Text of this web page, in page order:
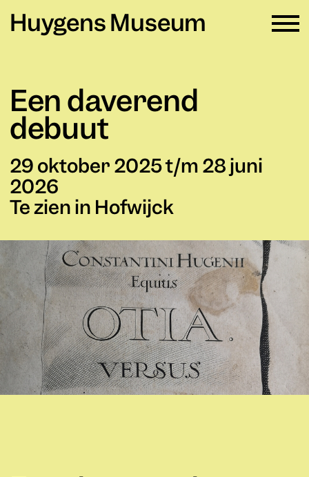
Huygens Museum
Plan je bezoek
Zien en doen
Verhuur
Educatie →
Huygens Museum
Privacy en cookies →
Colofon →
Een daverend
debuut
29 oktober 2025 t/m 28 juni
2026
Te zien in Hofwijck